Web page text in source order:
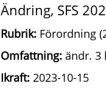
Ändring, SFS
Rubrik: Förordning
Omfattning: ändr. 3
Ikraft: 2023-10-15